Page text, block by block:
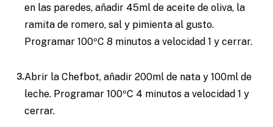
en las paredes, añadir 45ml de aceite de oliva, la
ramita de romero, sal y pimienta al gusto.
Programar 100ºC 8 minutos a velocidad 1 y cerrar.
Abrir la Chefbot, añadir 200ml de nata y 100ml de
leche. Programar 100ºC 4 minutos a velocidad 1 y
cerrar.